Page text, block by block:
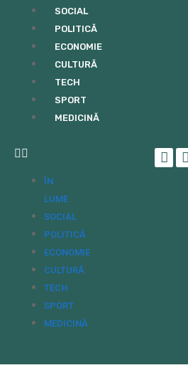
SOCIAL
POLITICĂ
ECONOMIE
CULTURĂ
TECH
SPORT
MEDICINĂ
ÎN
LUME
SOCIAL
POLITICĂ
ECONOMIE
CULTURĂ
TECH
SPORT
MEDICINĂ